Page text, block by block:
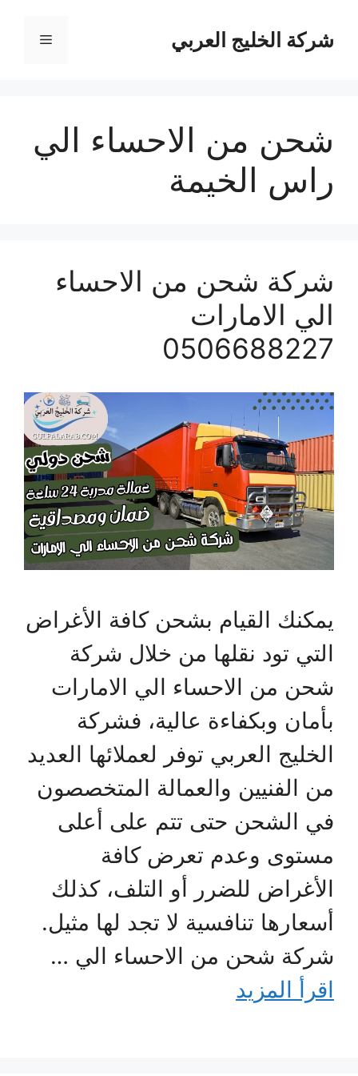
المحتوىشركة الخليج العربي القائمة
شحن من الاحساء الي
راس الخيمة
شركة شحن من الاحساء
الي الامارات
0506688227
يمكنك القيام بشحن كافة الأغراض
التي تود نقلها من خلال شركة
شحن من الاحساء الي الامارات
بأمان وبكفاءة عالية، فشركة
الخليج العربي توفر لعملائها العديد
من الفنيين والعمالة المتخصصون
في الشحن حتى تتم على أعلى
مستوى وعدم تعرض كافة
الأغراض للضرر أو التلف، كذلك
أسعارها تنافسية لا تجد لها مثيل.
شركة شحن من الاحساء الي …
اقرأ المزيد